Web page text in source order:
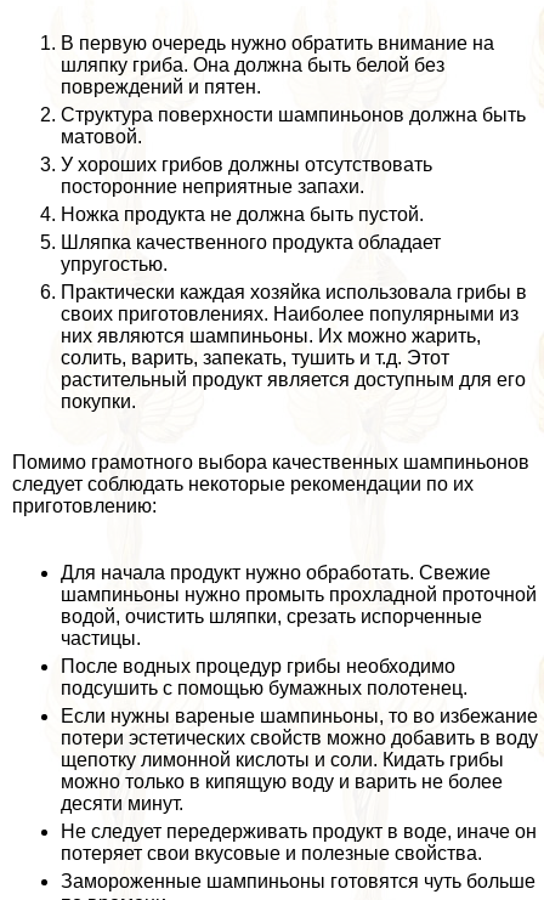
В первую очередь нужно обратить внимание на
шляпку гриба. Она должна быть белой без
повреждений и пятен.
Структура поверхности шампиньонов должна быть
матовой.
У хороших грибов должны отсутствовать
посторонние неприятные запахи.
Ножка продукта не должна быть пустой.
Шляпка качественного продукта обладает
упругостью.
Пpaктически каждая хозяйка использовала грибы в
своих приготовлениях. Наиболее популярными из
них являются шампиньоны. Их можно жарить,
солить, варить, запекать, тушить и т.д. Этот
растительный продукт является доступным для его
покупки.
Помимо грамотного выбора качественных шампиньонов
следует соблюдать некоторые рекомендации по их
приготовлению:
Для начала продукт нужно обработать. Свежие
шампиньоны нужно промыть прохладной проточной
водой, очистить шляпки, срезать испорченные
частицы.
После водных процедур грибы необходимо
подсушить с помощью бумажных полотенец.
Если нужны вареные шампиньоны, то во избежание
потери эстетических свойств можно добавить в воду
щепотку лимонной кислоты и соли. Кидать грибы
можно только в кипящую воду и варить не более
десяти минут.
Не следует передерживать продукт в воде, иначе он
потеряет свои вкусовые и полезные свойства.
Замороженные шампиньоны готовятся чуть больше